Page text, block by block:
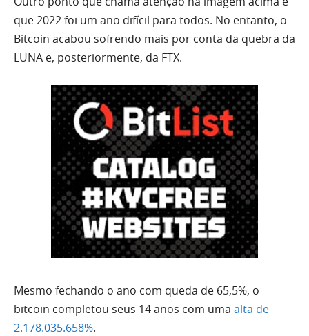
que 2022 foi um ano difícil para todos. No entanto, o
Bitcoin acabou sofrendo mais por conta da quebra da
LUNA e, posteriormente, da FTX.
Mesmo fechando o ano com queda de 65,5%, o
bitcoin completou seus 14 anos com uma alta de
2.178.035.658%.